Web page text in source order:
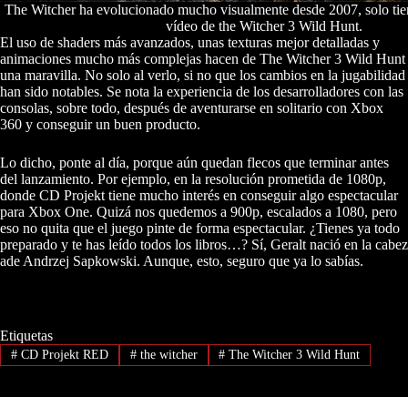
The Witcher ha evolucionado mucho visualmente desde 2007, solo
vídeo de the Witcher 3 Wild Hunt.
El uso de shaders más avanzados, unas texturas mejor detalladas y
animaciones mucho más complejas hacen de The Witcher 3 Wild Hunt
una maravilla. No solo al verlo, si no que los cambios en la jugabilidad
han sido notables. Se nota la experiencia de los desarrolladores con las
consolas, sobre todo, después de aventurarse en solitario con Xbox
360 y conseguir un buen producto.
Lo dicho, ponte al día, porque aún quedan flecos que terminar antes
del lanzamiento. Por ejemplo, en la resolución prometida de 1080p,
donde CD Projekt tiene mucho interés en conseguir algo espectacular
para Xbox One. Quizá nos quedemos a 900p, escalados a 1080, pero
eso no quita que el juego pinte de forma espectacular. ¿Tienes ya todo
preparado y te has leído todos los libros…? Sí, Geralt nació en la cabez
ade Andrzej Sapkowski. Aunque, esto, seguro que ya lo sabías.
Etiquetas
#CD Projekt RED #the witcher # The Witcher 3 Wild Hunt